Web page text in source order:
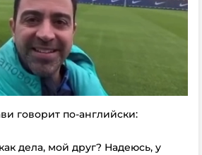
говорит по-английски:
дела, мой друг? Надеюсь, у